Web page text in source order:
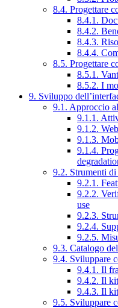
8.4. Progettare
8.4.1.
8.4.2.
8.4.3.
8.4.4.
8.5. Progettare
8.5.1.
8.5.2. I
9. Sviluppo
9.1. Approccio
9.1.1.
9.1.2.
9.1.3.
9.1.4.
9.2. Strumenti
9.2.1.
9.2.2.
use
9.2.3.
9.2.4.
9.2.5.
9.3. Catalogo
9.4. Sviluppare
9.4.1. Il
9.4.2. Il
9.4.3. Il
9.5. Sviluppare